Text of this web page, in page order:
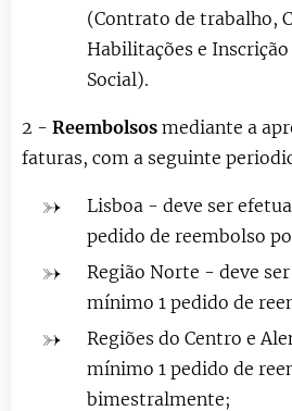
(Contrato de trabalho,
Habilitações e Inscrição
Social).
2 - Reembolsos mediante a
faturas, com a seguinte
Lisboa - deve ser
pedido de reembolso
Região Norte - deve
mínimo 1 pedido de
Regiões do Centro e
mínimo 1 pedido de
bimestralmente;